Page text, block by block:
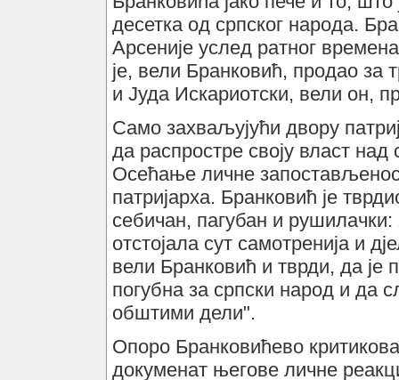
десетка од српског народа.
Арсеније услед ратног
је, вели Бранковић, продао за
и Јуда Искариотски, вели он,
Само захваљујући двору
да распростре своју власт
Осећање личне
патријарха. Бранковић је
себичан, пагубан и рушилачки:
отстојала сут самотренија и
вели Бранковић и тврди, да је
погубна за српски народ и да
обштими дели".
Опоро Бранковићево
докуменат његове личне